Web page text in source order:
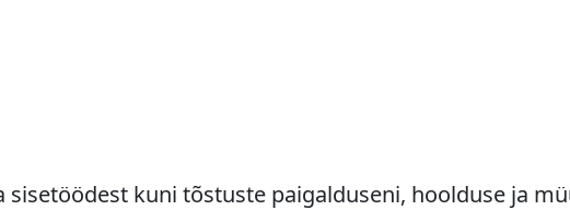
kuni tõstuste paigalduseni, hoolduse ja